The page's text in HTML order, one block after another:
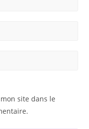
site dans le